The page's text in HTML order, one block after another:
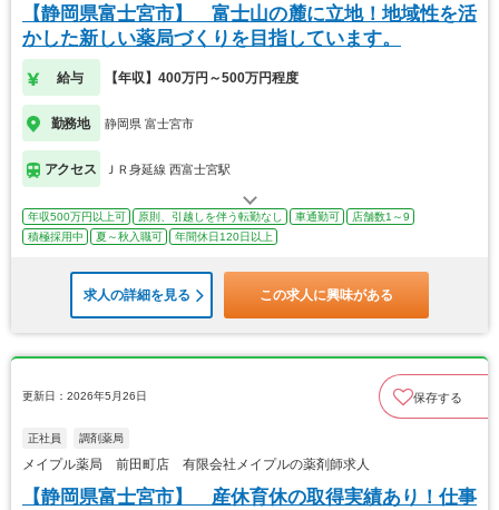
【静岡県富士宮市】 富士山の麓に立地！地域性を活
かした新しい薬局づくりを目指しています。
給与 【年収】400万円～500万円程度
勤務地 静岡県 富士宮市
アクセス ＪＲ身延線 西富士宮駅
年収500万円以上可 原則、引越しを伴う転勤なし 車通勤可
店舗数1～9
積極採用中
夏～秋入職可 年間休日120日以上
求人の詳細を見る この求人に興味がある
更新日：2026年5月26日 保存する
正社員 調剤薬局
メイプル薬局 前田町店 有限会社メイプルの薬剤師求人
【静岡県富士宮市】 産休育休の取得実績あり！仕事